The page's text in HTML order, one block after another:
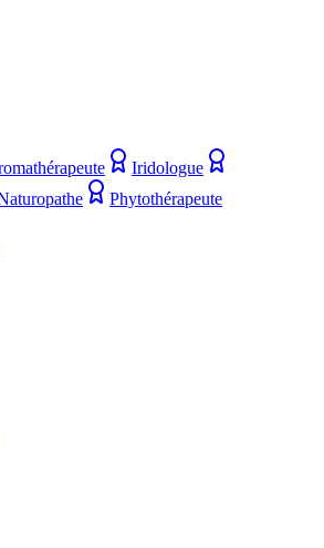
Iridologue
Phytothérapeute